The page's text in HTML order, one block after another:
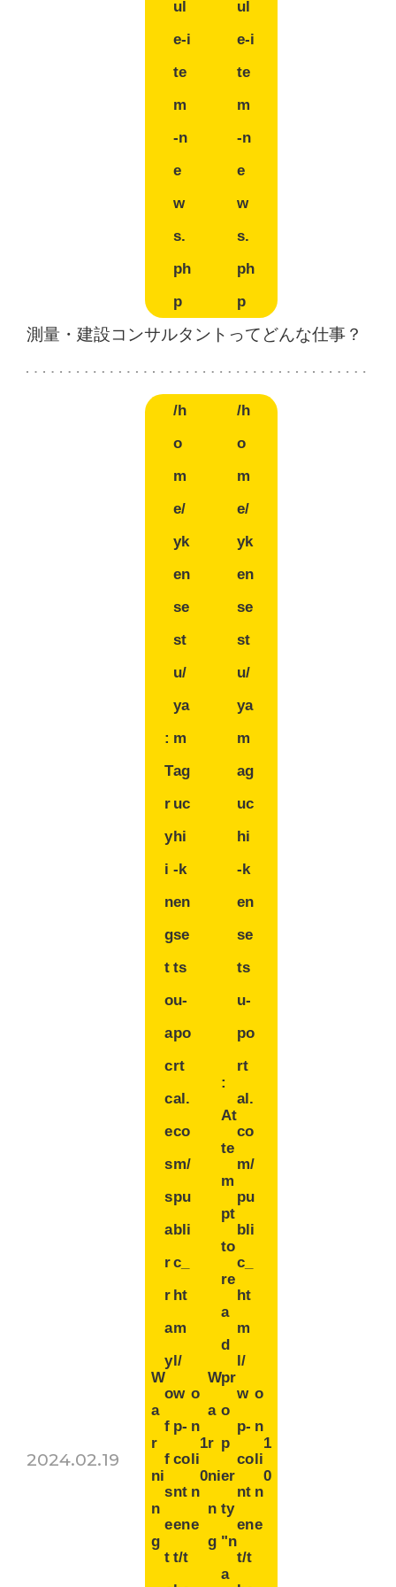
ul
e-i
te
m
-n
e
w
s.
ph
p
ul
e-i
te
m
-n
e
w
s.
ph
p
測量・建設コンサルタントってどんな仕事？
2024.02.19
W
a
r
ni
n
g
:
T
r
y
i
n
g
t
o
a
c
c
e
s
s
a
r
r
a
y
o
f
f
s
e
t
/h
o
m
e/
yk
en
se
st
u/
ya
m
ag
uc
hi
-k
en
se
ts
u-
po
rt
al.
co
m/
pu
bli
c_
ht
m
l/
w
p-
co
nt
en
t/t
o
n
li
n
e
1
0
W
a
r
ni
n
g
:
At
te
m
pt
to
re
a
d
pr
o
p
er
ty
"n
a
/h
o
m
e/
yk
en
se
st
u/
ya
m
ag
uc
hi
-k
en
se
ts
u-
po
rt
al.
co
m/
pu
bli
c_
ht
m
l/
w
p-
co
nt
en
t/t
o
n
li
n
e
1
0